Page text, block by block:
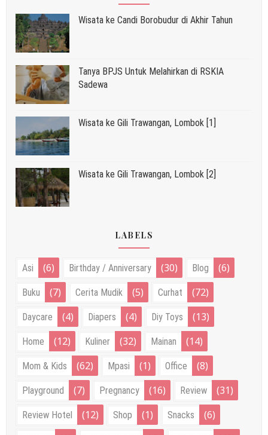
Wisata ke Candi Borobudur di Akhir Tahun
Tanya BPJS Untuk Melahirkan di RSKIA
Sadewa
Wisata ke Gili Trawangan, Lombok [1]
Wisata ke Gili Trawangan, Lombok [2]
LABELS
Asi (6) Birthday / Anniversary (30) Blog (6)
Buku (7) Cerita Mudik (5) Curhat (72)
Daycare (4) Diapers (4) Diy Toys (13)
Home (12) Kuliner (32) Mainan (14)
Mom & Kids (62) Mpasi (1) Office (8)
Playground (7) Pregnancy (16) Review (31)
Review Hotel (12) Shop (1) Snacks (6)